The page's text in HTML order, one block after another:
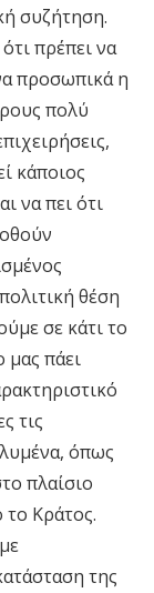
συζήτηση.
πρέπει να
προσωπικά η
πολύ
κάποιος
να πει ότι
θέση
σε κάτι το
μας πάει
τις
όπως
πλαίσιο
Κράτος.
της